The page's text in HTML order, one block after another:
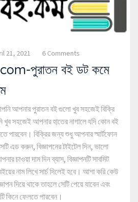
21, 2021 6 Comments
পুরাতন বই ডট কমে
পুরাতন বই গুলো খুব সহজেই বিক্রি
খুব সহজেই আপনার হাতের নাগালে যদি কোন বই
পারবেন। বিক্রির জন্য শুধু আপনার স্মার্টফোন
এড করুন, বিজ্ঞাপনের টাইটেল দিন, ভালো
চাওয়া দাম দিন ব্যাস, বিজ্ঞাপনটি সাবমিট
নাম লিখে সার্চ দিলেই হবে। আশা করি কেউ
দিয়ে থাকে তাহলে সেটি পেয়ে যাবেন এবং
কিনে ফেলতে পারবেন।